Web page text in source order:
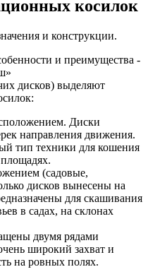
косилок
и конструкции.
дисков) выделяют
Диски
направления движения.
тип техники для кошения
(садовые,
дисков вынесены на
для скашивания
в садах, на склонах
двумя рядами
широкий захват и
на ровных полях.